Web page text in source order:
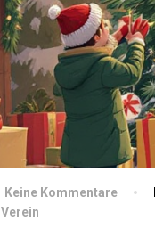
Keine Kommentare
Verein